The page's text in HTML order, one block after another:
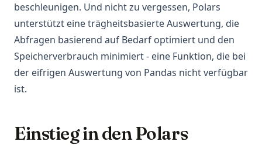
beschleunigen. Und nicht zu vergessen, Polars
unterstützt eine trägheitsbasierte Auswertung, die
Abfragen basierend auf Bedarf optimiert und den
Speicherverbrauch minimiert - eine Funktion, die bei
der eifrigen Auswertung von Pandas nicht verfügbar
ist.
Einstieg in den Polars